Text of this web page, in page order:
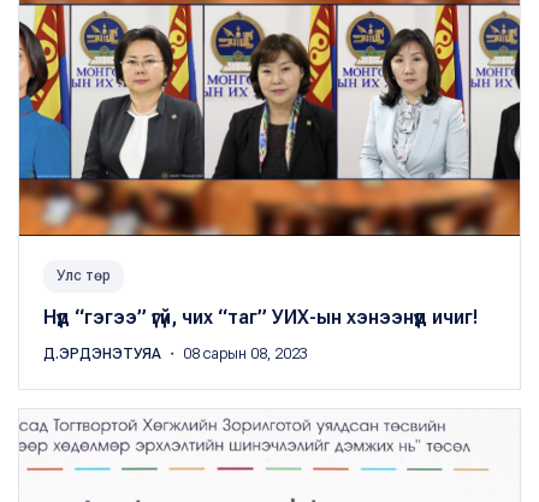
Улс төр
Нүд “гэгээ” үгүй, чих “таг” УИХ-ын хэнээнүүд ичиг!
Д.ЭРДЭНЭТУЯА ・ 08 сарын 08, 2023